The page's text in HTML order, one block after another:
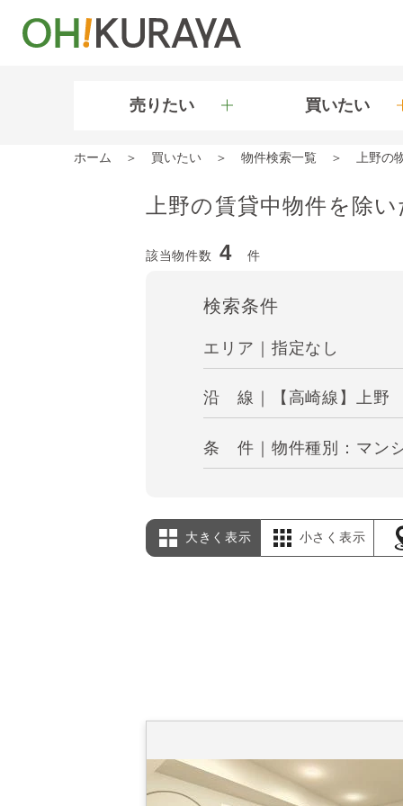
売りたい 買いたい
ホーム 買いたい 物件検索一覧 上野の
上野の賃貸中物件を除
該当物件数 4 件
検索条件
エリア｜指定なし
沿 線｜【高崎線】上野
条 件｜物件種別：マン
大きく表示 小さく表示